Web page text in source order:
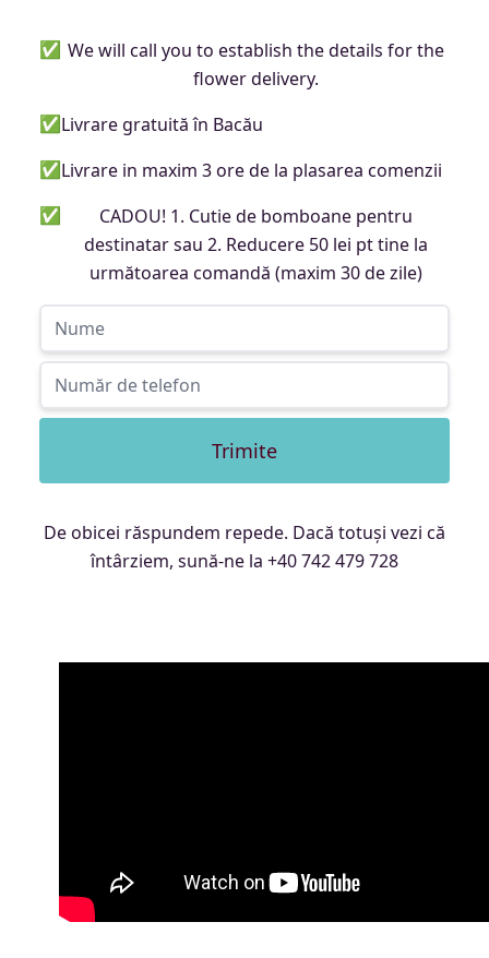
✅ We will call you to establish the details for the
flower delivery.
✅Livrare gratuită în Bacău
✅Livrare in maxim 3 ore de la plasarea comenzii
✅
CADOU! 1. Cutie de bomboane pentru
destinatar sau 2. Reducere 50 lei pt tine la
următoarea comandă (maxim 30 de zile)
Trimite
De obicei răspundem repede. Dacă totuși vezi că
întârziem, sună-ne la +40 742 479 728